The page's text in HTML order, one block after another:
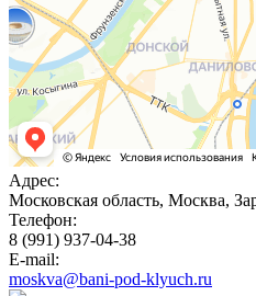
Адрес:
Московская область, Москва,
Телефон:
8 (991) 937-04-38
E-mail:
moskva@bani-pod-klyuch.ru